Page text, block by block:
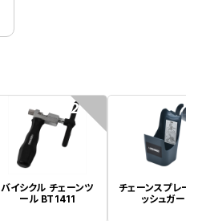
2
バイシクル チェーンツ
ール BT1411
チェーンスプレー
ッシュガード